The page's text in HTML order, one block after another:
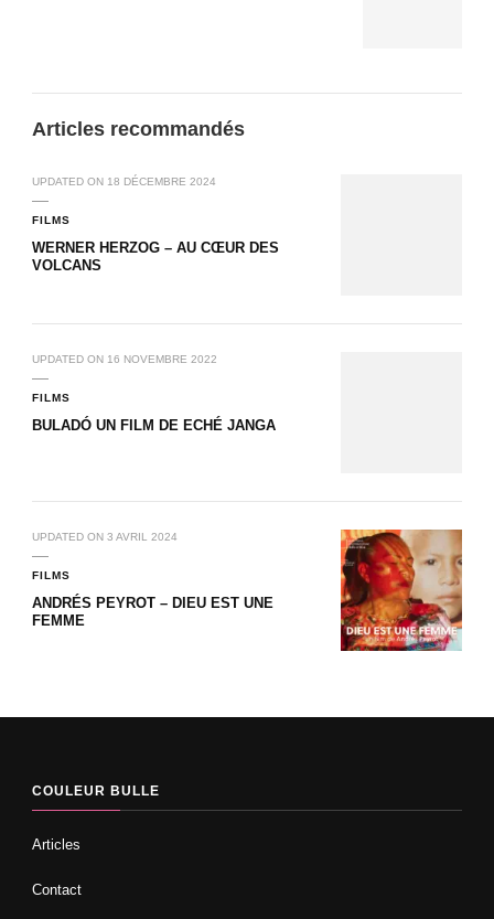
Articles recommandés
UPDATED ON 18 DÉCEMBRE 2024
FILMS
WERNER HERZOG – AU CŒUR DES
VOLCANS
UPDATED ON 16 NOVEMBRE 2022
FILMS
BULADÓ UN FILM DE ECHÉ JANGA
UPDATED ON 3 AVRIL 2024
FILMS
ANDRÉS PEYROT – DIEU EST UNE
FEMME
COULEUR BULLE
Articles
Contact